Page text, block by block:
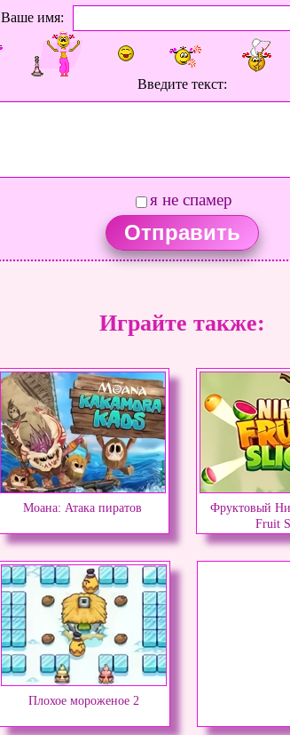
Ваше имя:
Введите текст:
я не спамер
Играйте также:
Моана: Атака пиратов
Фруктовый
Fruit
Плохое мороженое 2